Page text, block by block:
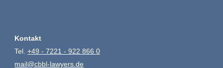
Kontakt
Tel.+49 - 7221 - 922 866 0
mail@cbbl-lawyers.de